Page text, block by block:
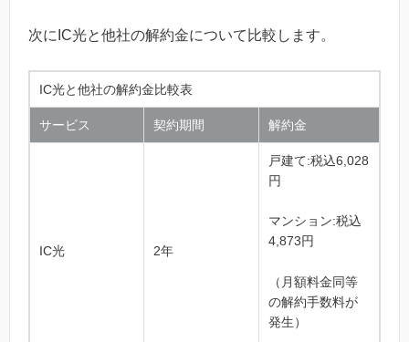
次にIC光と他社の解約金について比較します。
IC光と他社の解約金比較表
サービス 契約期間 解約金
IC光 2年
戸建て:税込6,028
円
マンション:税込
4,873円
（月額料金同等
の解約手数料が
発生）